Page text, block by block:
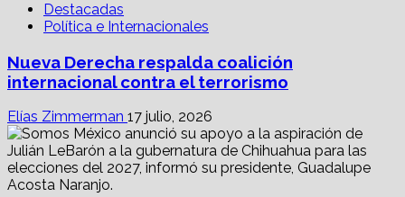
Destacadas
Política e Internacionales
Nueva Derecha respalda coalición
internacional contra el terrorismo
Elías Zimmerman 17 julio, 2026